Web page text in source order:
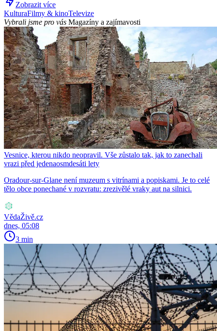
Zobrazit více
KulturaFilmy & kinoTelevize
Vybrali jsme pro vás Magazíny a zajímavosti
Vesnice, kterou nikdo neopravil. Vše zůstalo tak, jak to zanechali
vrazi před jedenaosmdesáti lety
Oradour-sur-Glane není muzeum s vitrínami a popiskami. Je to celé
tělo obce ponechané v rozvratu: zrezivělé vraky aut na silnici.
VědaŽivě.cz
dnes, 05:08
3 min